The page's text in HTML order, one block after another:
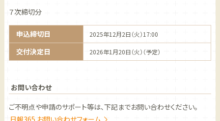
７次締切分
申込締切日 2025年12月2日（火）17:00
交付決定日 2026年1月20日（火）（予定）
お問い合わせ
ご不明点や申請のサポート等は、下記までお問い合わせください。
日報365 お問い合わせフォーム